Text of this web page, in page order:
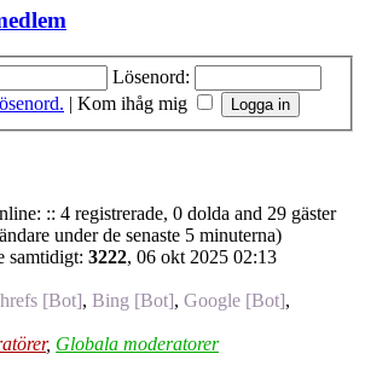
Lösenord:
| Kom ihåg mig
:: 4 registrerade, 0 dolda and 29 gäster
under de senaste 5 minuterna)
samtidigt: 3222, 06 okt 2025 02:13
[Bot], Bing [Bot], Google [Bot],
, Globala moderatorer